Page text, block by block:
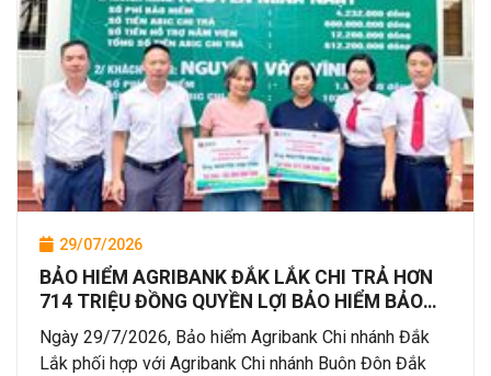
29/07/2026
BẢO HIỂM AGRIBANK ĐẮK LẮK CHI TRẢ HƠN
714 TRIỆU ĐỒNG QUYỀN LỢI BẢO HIỂM BẢO
AN TÍN DỤNG CHO KHÁCH HÀNG TẠI
AGRIBANK CHI NHÁNH BUÔN ĐÔN ĐẮK LẮK
Ngày 29/7/2026, Bảo hiểm Agribank Chi nhánh Đắk
Lắk phối hợp với Agribank Chi nhánh Buôn Đôn Đắk